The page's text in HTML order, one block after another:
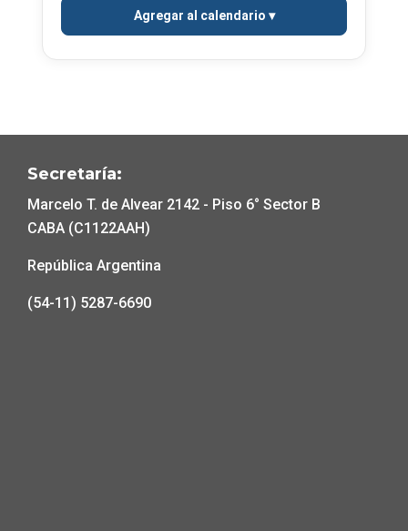
Agregar al calendario
Secretaría:
Marcelo T. de Alvear 2142 - Piso 6° Sector B
CABA (C1122AAH)
República Argentina
(54-11) 5287-6690